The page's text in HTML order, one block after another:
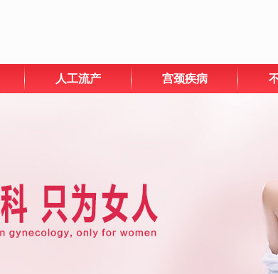
人工流产 宫颈疾病